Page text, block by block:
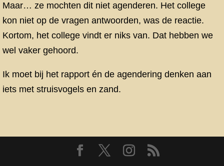
Maar… ze mochten dit niet agenderen. Het college
kon niet op de vragen antwoorden, was de reactie.
Kortom, het college vindt er niks van. Dat hebben we
wel vaker gehoord.
Ik moet bij het rapport én de agendering denken aan
iets met struisvogels en zand.